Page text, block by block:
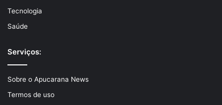
Tecnologia
Saúde
Serviços:
Sobre o Apucarana News
Termos de uso